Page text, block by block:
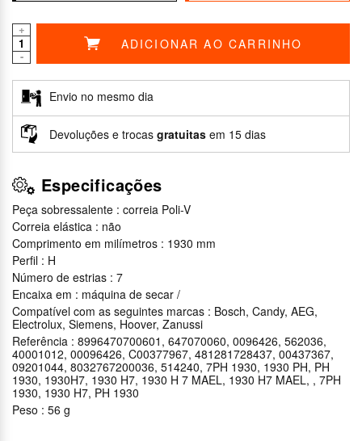
+
-
ADICIONAR AO CARRINHO
Envio no mesmo dia
Devoluções e trocas gratuitas em 15 dias
Especificações
Peça sobressalente : correia Poli-V
Correia elástica : não
Comprimento em milímetros : 1930 mm
Perfil : H
Número de estrias : 7
Encaixa em : máquina de secar /
Compatível com as seguintes marcas : Bosch, Candy, AEG,
Electrolux, Siemens, Hoover, Zanussi
Referência : 8996470700601, 647070060, 0096426, 562036,
40001012, 00096426, C00377967, 481281728437, 00437367,
09201044, 8032767200036, 514240, 7PH 1930, 1930 PH, PH
1930, 1930H7, 1930 H7, 1930 H 7 MAEL, 1930 H7 MAEL, , 7PH
1930, 1930 H7, PH 1930
Peso : 56 g